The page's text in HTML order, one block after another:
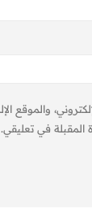
والموقع
المقبلة في تعليقي.